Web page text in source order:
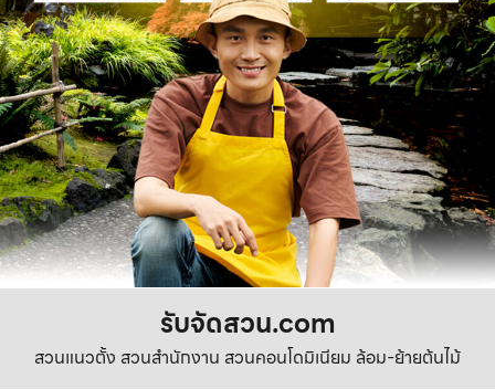
รับจัดสวน.com
สวนแนวตั้ง สวนสำนักงาน สวนคอนโดมิเนียม ล้อม-ย้ายต้นไม้